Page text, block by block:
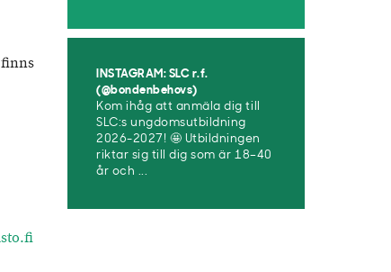
INSTAGRAM: SLC r.f.
(@bondenbehovs)
Kom ihåg att anmäla dig till
SLC:s ungdomsutbildning
2026-2027! 🤩 Utbildningen
riktar sig till dig som är 18–40
år och ...